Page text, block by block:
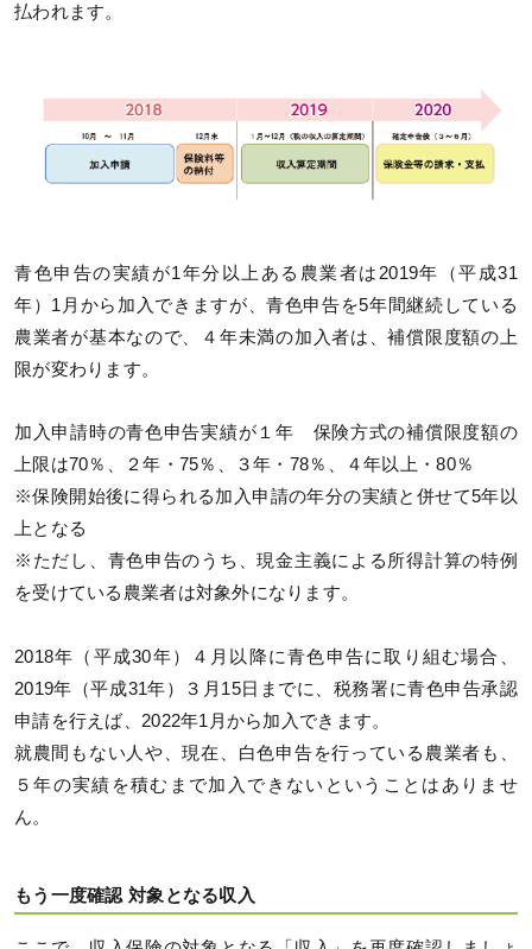
払われます。
青色申告の実績が1年分以上ある農業者は2019年（平成31
年）1月から加入できますが、青色申告を5年間継続している
農業者が基本なので、４年未満の加入者は、補償限度額の上
限が変わります。
加入申請時の青色申告実績が１年 保険方式の補償限度額の
上限は70％、２年・75％、３年・78％、４年以上・80％
※保険開始後に得られる加入申請の年分の実績と併せて5年以
上となる
※ただし、青色申告のうち、現金主義による所得計算の特例
を受けている農業者は対象外になります。
2018年（平成30年）４月以降に青色申告に取り組む場合、
2019年（平成31年）３月15日までに、税務署に青色申告承認
申請を行えば、2022年1月から加入できます。
就農間もない人や、現在、白色申告を行っている農業者も、
５年の実績を積むまで加入できないということはありませ
ん。
もう一度確認 対象となる収入